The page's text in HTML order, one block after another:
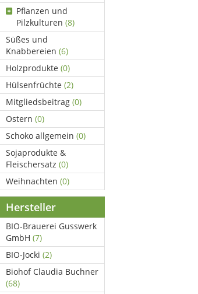
Pflanzen und
Pilzkulturen (8)
Süßes und
Knabbereien (6)
Holzprodukte (0)
Hülsenfrüchte (2)
Mitgliedsbeitrag (0)
Ostern (0)
Schoko allgemein (0)
Sojaprodukte &
Fleischersatz (0)
Weihnachten (0)
Hersteller
BIO-Brauerei Gusswerk
GmbH (7)
BIO-Jocki (2)
Biohof Claudia Buchner
(68)